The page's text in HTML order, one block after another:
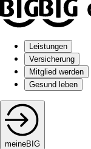
Leistungen
Versicherung
Mitglied werden
Gesund leben
meineBIG